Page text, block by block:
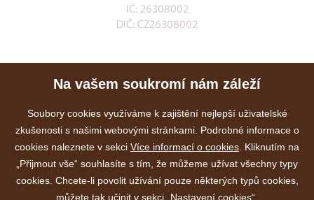
IČ: 26308002
DIČ: CZ26308002
Klia.cz
E-shop
Služby
Akce
Kontakty
Na vašem soukromí nám záleží
Soubory cookies využíváme k zajištění nejlepší uživatelské
zkušenosti s našimi webovými stránkami. Podrobné informace o
cookies naleznete v sekci Více informací o cookies . Kliknutím na
„Přijmout vše“ souhlasíte s tím, že můžeme užívat všechny typy
cookies. Chcete-li povolit užívání pouze některých typů cookies,
můžete tak učinit v sekci „Nastavení cookies“.